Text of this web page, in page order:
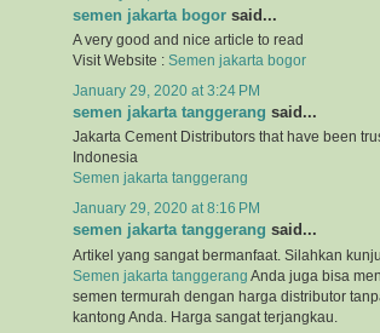
semen jakarta bogor said...
A very good and nice article to read
Visit Website : Semen jakarta bogor
January 29, 2020 at 3:24 PM
semen jakarta tanggerang said...
Jakarta Cement Distributors that have been
Indonesia
Semen jakarta tanggerang
January 29, 2020 at 8:16 PM
semen jakarta tanggerang said...
Artikel yang sangat bermanfaat. Silahkan
Semen jakarta tanggerang Anda juga bisa
semen termurah dengan harga distributor
kantong Anda. Harga sangat terjangkau.